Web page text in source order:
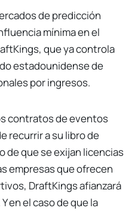
de predicción
mínima en el
que ya controla
estadounidense de
por ingresos.
contratos de eventos
recurrir a su libro de
de que se exijan licencias
empresas que ofrecen
DraftKings afianzará
en el caso de que la